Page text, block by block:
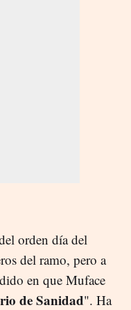
orden día del
del ramo, pero a
en que Muface
de Sanidad". Ha